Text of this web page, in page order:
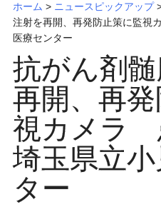
ツ
へ
ス
キ
ッ
プ
ホーム > ニュースピックアップ
注射を再開、再発防止策に監視
医療センター
抗がん剤
再開、再
視カメラ
埼玉県立
ター